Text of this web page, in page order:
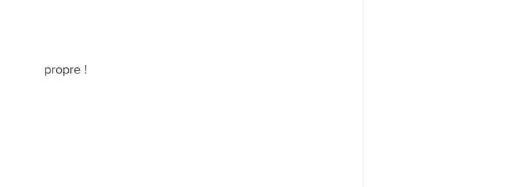
                                                                             propre !